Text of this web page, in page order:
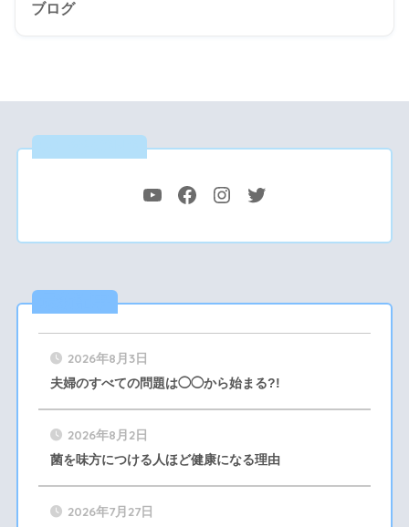
ブログ
2026年8月3日
夫婦のすべての問題は◯◯から始まる?!
2026年8月2日
菌を味方につける人ほど健康になる理由
2026年7月27日